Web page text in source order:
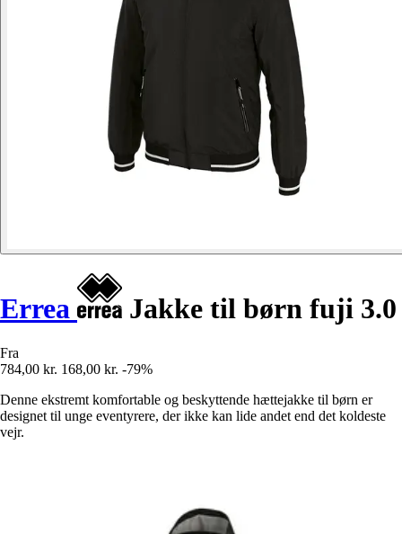
Errea Jakke til børn fuji 3.0
Fra
784,00 kr. 168,00 kr. -79%
Denne ekstremt komfortable og beskyttende hættejakke til børn er
designet til unge eventyrere, der ikke kan lide andet end det koldeste
vejr.